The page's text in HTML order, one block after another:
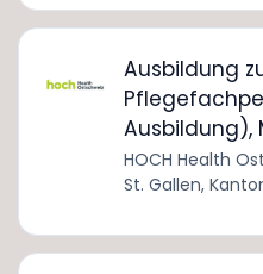
Ausbildung
Ausbildung),
HOCH Health
St. Gallen,